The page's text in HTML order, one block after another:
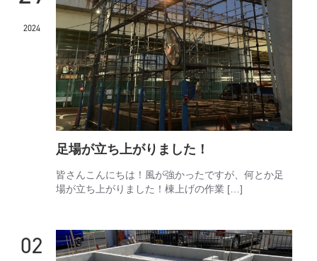
2024
足場が立ち上がりました！
皆さんこんにちは！風が強かったですが、何とか足
場が立ち上がりました！棟上げの作業 […]
02